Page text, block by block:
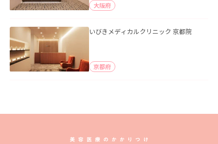
大阪府
いびきメディカルクリニック 京都院
京都府